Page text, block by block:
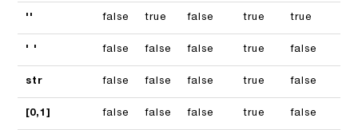
'' false true false true true
' ' false false false true false
str false false false true false
[0,1] false false false true false